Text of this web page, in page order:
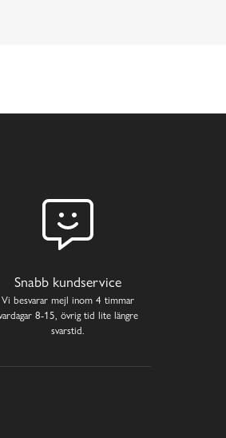
Snabb kundservice
Vi besvarar mejl inom 4 timmar
8-15, övrig tid lite längre
svarstid.